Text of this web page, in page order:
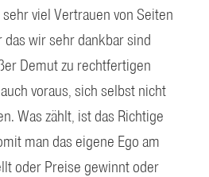
viel Vertrauen von Seiten
wir sehr dankbar sind
Demut zu rechtfertigen
voraus, sich selbst nicht
Was zählt, ist das Richtige
man das eigene Ego am
oder Preise gewinnt oder